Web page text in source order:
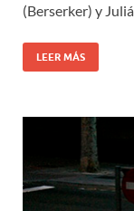
(Berserker) y
LEER MÁS